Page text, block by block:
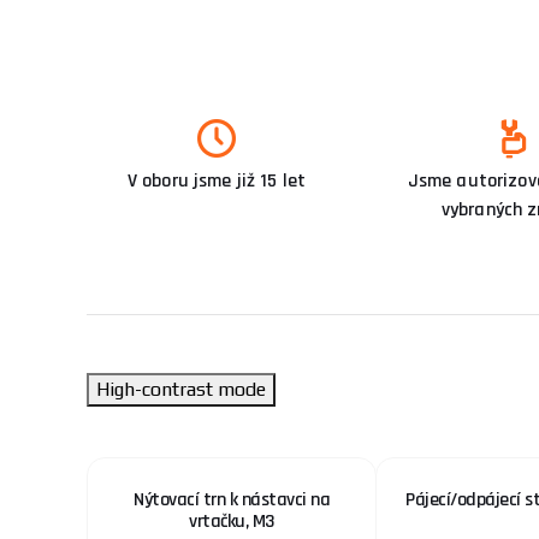
V oboru jsme již 15 let
Jsme
vybraných
High-contrast mode
Nýtovací trn k nástavci na
vrtačku, M3
Pájecí/odpájecí